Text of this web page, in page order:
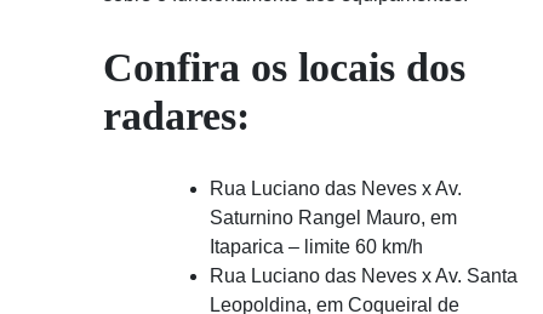
Confira os locais dos
radares:
Rua Luciano das Neves x Av.
Saturnino Rangel Mauro, em
Itaparica – limite 60 km/h
Rua Luciano das Neves x Av. Santa
Leopoldina, em Coqueiral de